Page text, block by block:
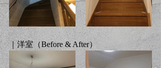
｜洋室（Before & After）